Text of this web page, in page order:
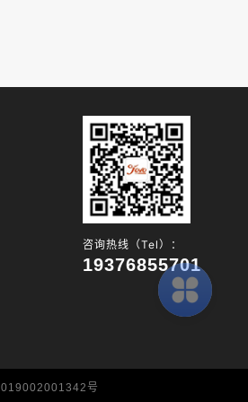
咨询热线（Tel）：
19376855701
号